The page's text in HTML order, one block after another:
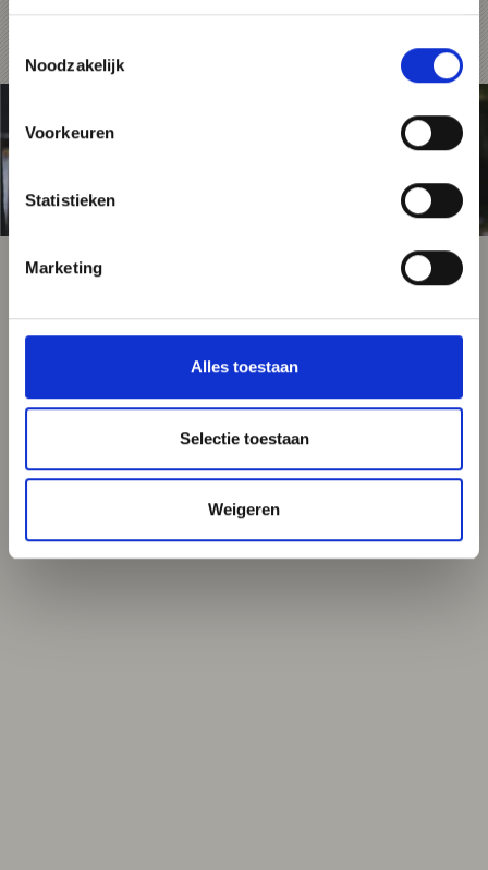
Noodzakelijk
Voorkeuren
Statistieken
Marketing
Alles toestaan
Selectie toestaan
Weigeren